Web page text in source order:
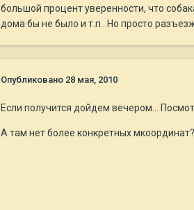
большой процент уверенности, что
дома бы не было и т.п.. Но просто
Опубликовано 28 мая, 2010
Если получится дойдем вечером...
А там нет более конкретных мкоординат?